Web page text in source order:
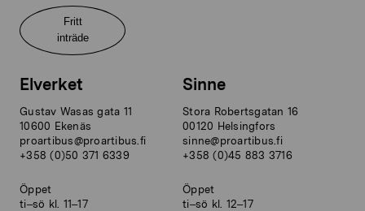
Fritt
inträde
Elverket
Gustav Wasas gata 11
10600 Ekenäs
proartibus@proartibus.fi
+358 (0)50 371 6339
Öppet
ti–sö kl. 11–17
Sinne
Stora Robertsgatan 16
00120 Helsingfors
sinne@proartibus.fi
+358 (0)45 883 3716
Öppet
ti–sö kl. 12–17